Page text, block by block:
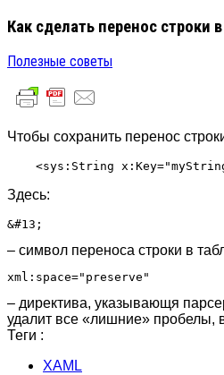
Как сделать перенос строки
Полезные советы
Чтобы сохранить перенос
Здесь:
&#13;
– символ переноса строки в
xml:space="preserve"
– директива, указывающя
удалит все «лишние» пробелы,
Теги :
XAML